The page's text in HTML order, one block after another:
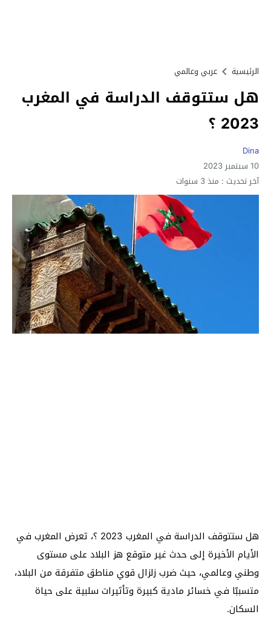
الرئيسية عربي وعالمي
هل ستتوقف الدراسة في المغرب
2023 ؟
Dina
10 سبتمبر 2023
آخر تحديث : منذ 3 سنوات
هل ستتوقف الدراسة في المغرب 2023 ؟، تعرض المغرب في
الأيام الأخيرة إلى حدث غير متوقع هز البلاد على مستوى
وطني وعالمي، حيث ضرب زلزال قوي مناطق متفرقة من البلاد،
متسببًا في خسائر مادية كبيرة وتأثيرات سلبية على حياة
السكان.